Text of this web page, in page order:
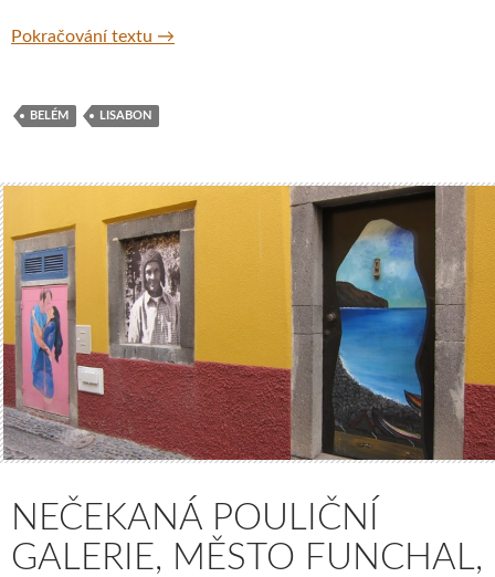
Pokračování textu Čtvrť Belém, Lisabon, Portugalsko
→
BELÉM LISABON
NEČEKANÁ POULIČNÍ
GALERIE, MĚSTO FUNCHAL,